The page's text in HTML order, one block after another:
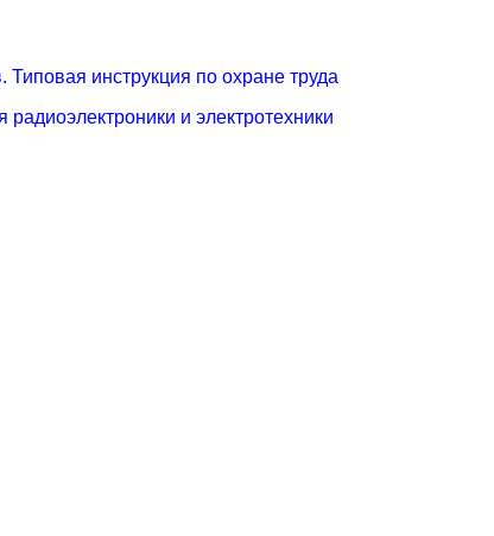
инструкция по охране труда
и электротехники